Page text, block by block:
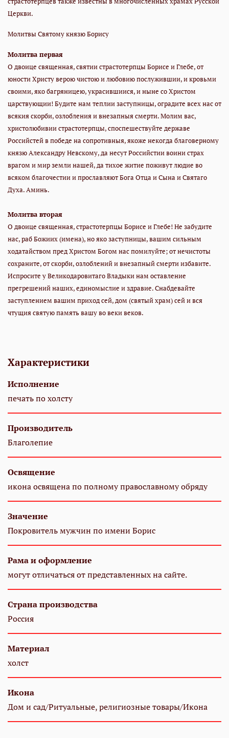
Церкви.
Молитвы Святому князю Борису
Молитва первая
О двоице священная, святии страстотерпцы Борисе и Глебе, от
юности Христу верою чистою и любовию послужившии, и кровьми
своими, яко багряницею, украсившиися, и ныне со Христом
царствующии! Будите нам теплии заступницы, оградите всех нас от
всякия скорби, озлобления и внезапныя смерти. Молим вас,
христолюбивии страстотерпцы, споспешествуйте державе
Российстей в победе на сопротивныя, якоже некогда благоверному
князю Александру Невскому, да несут Российстии воини страх
врагом и мир земли нашей, да тихое житие поживут людие во
всяком благочестии и прославляют Бога Отца и Сына и Святаго
Духа. Аминь.
Молитва вторая
О двоице священная, страстотерпцы Борисе и Глебе! Не забудите
нас, раб Божиих (имена), но яко заступницы, вашим сильным
ходатайством пред Христом Богом нас помилуйте; от нечистоты
сохраните, от скорби, озлоблений и внезапный смерти избавите.
Испросите у Великодаровитаго Владыки нам оставление
прегрешений наших, единомыслие и здравие. Снабдевайте
заступлением вашим приход сей, дом (святый храм) сей и вся
чтущия святую память вашу во веки веков.
Характеристики
Исполнение
печать по холсту
Производитель
Благолепие
Освящение
икона освящена по полному православному обряду
Значение
Покровитель мужчин по имени Борис
Рама и оформление
могут отличаться от представленных на сайте.
Страна производства
Россия
Материал
холст
Икона
Дом и сад/Ритуальные, религиозные товары/Икона